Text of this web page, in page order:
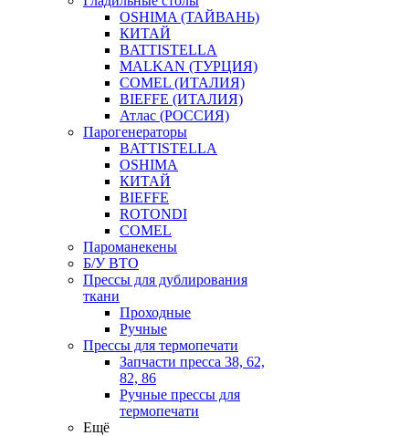
OSHIMA (ТАЙВАНЬ)
КИТАЙ
BATTISTELLA
MALKAN (ТУРЦИЯ)
COMEL (ИТАЛИЯ)
BIEFFE (ИТАЛИЯ)
Атлас (РОССИЯ)
Парогенераторы
BATTISTELLA
OSHIMA
КИТАЙ
BIEFFE
ROTONDI
COMEL
Пароманекены
Б/У ВТО
Прессы для дублирования
ткани
Проходные
Ручные
Прессы для термопечати
Запчасти пресса 38, 62,
82, 86
Ручные прессы для
термопечати
Ещё